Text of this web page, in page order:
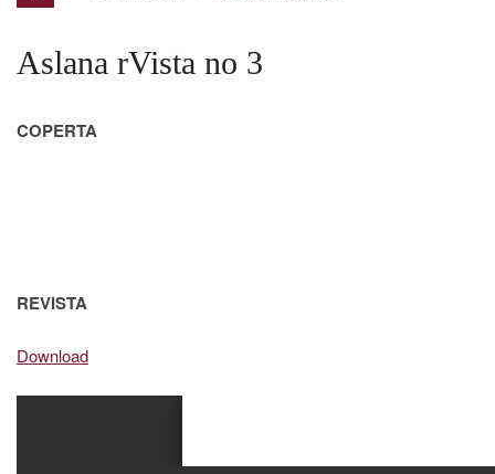
Aslana rVista no 3
COPERTA
REVISTA
Download